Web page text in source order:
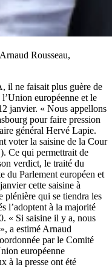
Rousseau,
il ne faisait plus guère de
européenne et le
janvier. « Nous appellons
pour faire pression
général Hervé Lapie.
voter la saisine de la Cour
Ce qui permettrait de
verdict, le traité du
du Parlement européen et
cette saisine à
plénière qui se tiendra les
l’adoptent à la majorité
« Si saisine il y a, nous
a estimé Arnaud
par le Comité
européenne
à la presse ont été